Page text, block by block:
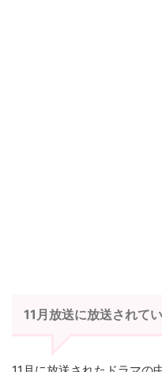
11月放送に放送されて